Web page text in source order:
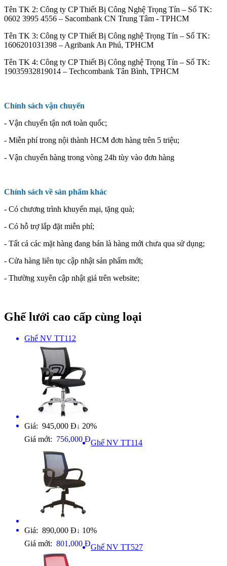
Tên TK 2: Công ty CP Thiết Bị Công Nghệ Trọng Tín – Số TK:
0602 3995 4556 – Sacombank CN Trung Tâm - TPHCM
Tên TK 3: Công ty CP Thiết Bị Công nghệ Trọng Tín – Số TK:
1606201031398 – Agribank An Phú, TPHCM
Tên TK 4: Công ty CP Thiết Bị Công nghệ Trọng Tín – Số TK:
19035932819014 – Techcombank Tân Bình, TPHCM
Chính sách vận chuyển
- Vận chuyển tận nơi toàn quốc;
- Miễn phí trong nội thành HCM đơn hàng trên 5 triệu;
- Vận chuyển hàng trong vòng 24h tùy vào đơn hàng
Chính sách về sản phẩm khác
- Có chương trình khuyến mại, tặng quà;
- Có hỗ trợ lắp đặt miễn phí;
- Tất cả các mặt hàng đang bán là hàng mới chưa qua sử dụng;
- Cửa hàng liên tục cập nhật sản phẩm mới;
- Thường xuyên cập nhật giá trên website;
Ghế lưới cao cấp cùng loại
Ghế NV TT112
Giá: 945,000 Đ ↓ 20%
Giá mới: 756,000 ĐGhế NV TT114
Giá: 890,000 Đ ↓ 10%
Giá mới: 801,000 ĐGhế NV TT527